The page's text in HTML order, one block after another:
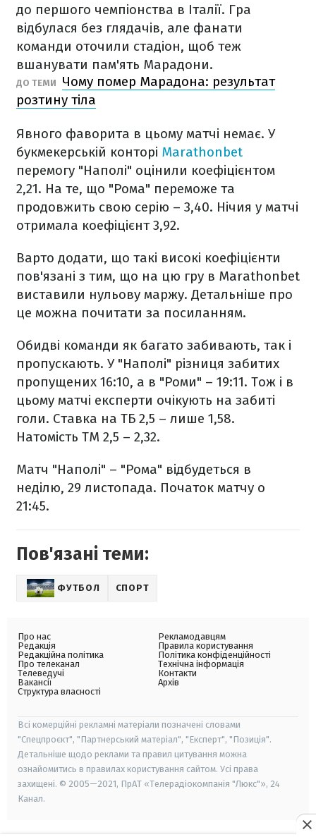
до першого чемпіонства в Італії. Гра
відбулася без глядачів, але фанати
команди оточили стадіон, щоб теж
вшанувати пам'ять Марадони.
ДО ТЕМИ
Чому помер Марадона: результат
розтину тіла
Явного фаворита в цьому матчі немає. У
букмекерській конторі Marathonbet
перемогу "Наполі" оцінили коефіцієнтом
2,21. На те, що "Рома" переможе та
продовжить свою серію – 3,40. Нічия у матчі
отримала коефіцієнт 3,92.
Варто додати, що такі високі коефіцієнти
пов'язані з тим, що на цю гру в Marathonbet
виставили нульову маржу. Детальніше про
це можна почитати за посиланням.
Обидві команди як багато забивають, так і
пропускають. У "Наполі" різниця забитих
пропущених 16:10, а в "Роми" – 19:11. Тож і в
цьому матчі експерти очікують на забиті
голи. Ставка на ТБ 2,5 – лише 1,58.
Натомість ТМ 2,5 – 2,32.
Матч "Наполі" – "Рома" відбудеться в
неділю, 29 листопада. Початок матчу о
21:45.
Пов'язані теми:
ФУТБОЛ СПОРТ
Про нас
Редакція
Редакційна політика
Про телеканал
Телеведучі
Вакансії
Структура власності
Рекламодавцям
Правила користування
Політика конфіденційності
Технічна інформація
Контакти
Архів
Всі комерційні рекламні матеріали позначені словами
"Спецпроєкт", "Партнерський матеріал", "Експерт", "Позиція".
Детальніше щодо реклами та правил цитування можна
ознайомитись в правилах користування сайтом. Усі права
захищені. © 2005—2021, ПрАТ «Телерадіокомпанія "Люкс"», 24
Канал.